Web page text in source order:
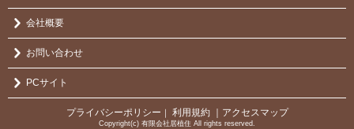
会社概要
お問い合わせ
PCサイト
プライバシーポリシー 利用規約 ｜アクセスマップ
Copyright(c) 有限会社居植住 All rights reserved.